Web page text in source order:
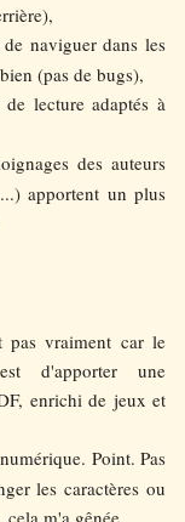
naviguer dans les
(pas de bugs),
lecture adaptés à
des auteurs
apportent un plus
pas vraiment car le
d'apporter une
enrichi de jeux et
Point. Pas
les caractères ou
m'a gênée.